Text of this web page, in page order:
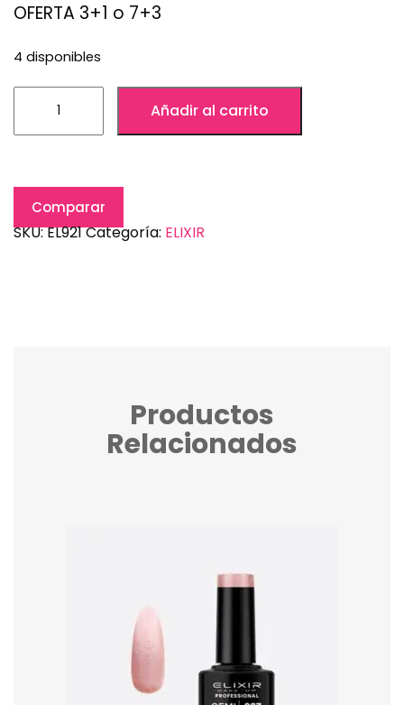
OFERTA 3+1 o 7+3
4 disponibles
Añadir al carrito
Comparar
SKU:EL921Categoría: ELIXIR
Productos
Relacionados